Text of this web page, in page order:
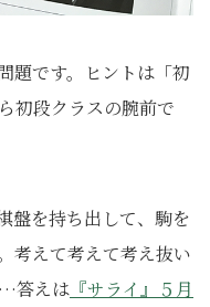
題です。ヒントは「初
初段クラスの腕前で
盤を持ち出して、駒を
考えて考えて考え抜い
答えは 『サライ』５月